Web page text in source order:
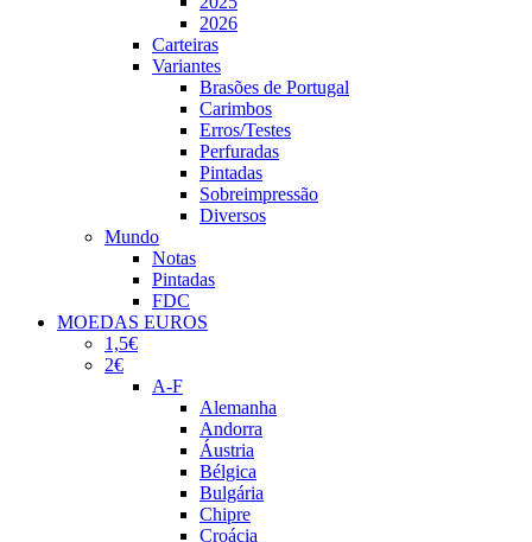
2026
Carteiras
Variantes
Brasões de Portugal
Carimbos
Erros/Testes
Perfuradas
Pintadas
Sobreimpressão
Diversos
Mundo
Notas
Pintadas
FDC
MOEDAS EUROS
1,5€
2€
A-F
Alemanha
Andorra
Áustria
Bélgica
Bulgária
Chipre
Croácia